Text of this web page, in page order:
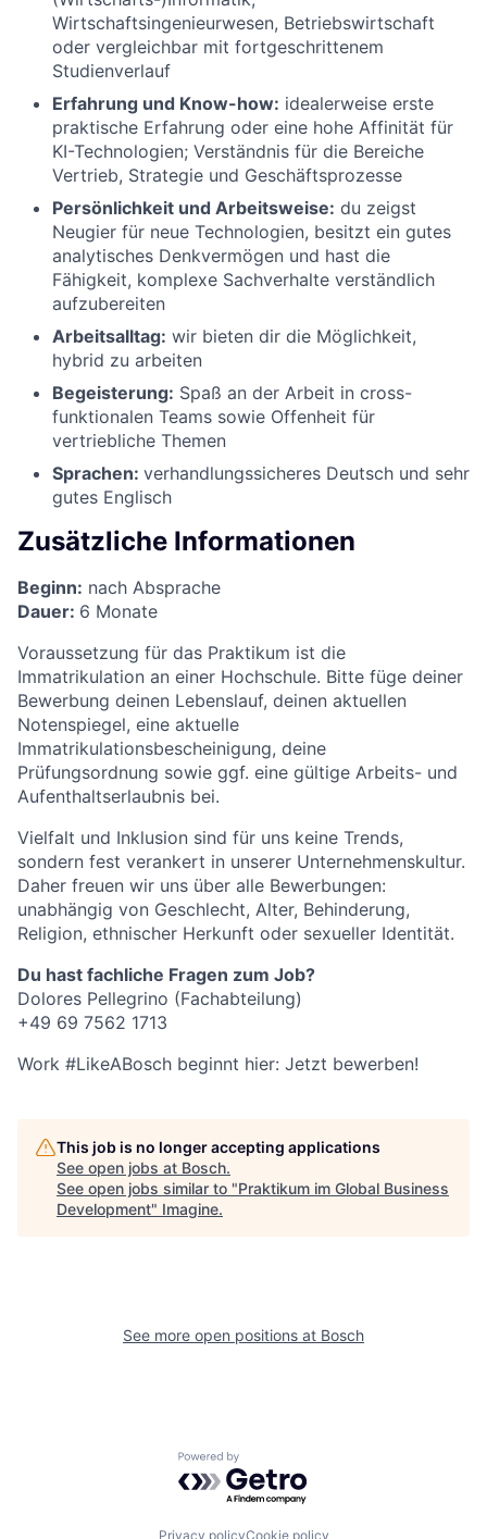
Wirtschaftsingenieurwesen, Betriebswirtschaft
oder vergleichbar mit fortgeschrittenem
Studienverlauf
Erfahrung und Know-how: idealerweise erste
praktische Erfahrung oder eine hohe Affinität für
KI-Technologien; Verständnis für die Bereiche
Vertrieb, Strategie und Geschäftsprozesse
Persönlichkeit und Arbeitsweise: du zeigst
Neugier für neue Technologien, besitzt ein gutes
analytisches Denkvermögen und hast die
Fähigkeit, komplexe Sachverhalte verständlich
aufzubereiten
Arbeitsalltag: wir bieten dir die Möglichkeit,
hybrid zu arbeiten
Begeisterung: Spaß an der Arbeit in cross-
funktionalen Teams sowie Offenheit für
vertriebliche Themen
Sprachen: verhandlungssicheres Deutsch und sehr
gutes Englisch
Zusätzliche Informationen
Beginn: nach Absprache
Dauer: 6 Monate
Voraussetzung für das Praktikum ist die
Immatrikulation an einer Hochschule. Bitte füge deiner
Bewerbung deinen Lebenslauf, deinen aktuellen
Notenspiegel, eine aktuelle
Immatrikulationsbescheinigung, deine
Prüfungsordnung sowie ggf. eine gültige Arbeits- und
Aufenthaltserlaubnis bei.
Vielfalt und Inklusion sind für uns keine Trends,
sondern fest verankert in unserer Unternehmenskultur.
Daher freuen wir uns über alle Bewerbungen:
unabhängig von Geschlecht, Alter, Behinderung,
Religion, ethnischer Herkunft oder sexueller Identität.
Du hast fachliche Fragen zum Job?
Dolores Pellegrino (Fachabteilung)
+49 69 7562 1713
Work #LikeABosch beginnt hier: Jetzt bewerben!
This job is no longer accepting applications
See open jobs at Bosch.
See open jobs similar to "Praktikum im Global Business
Development" Imagine.
See more open positions at Bosch
Powered by Getro.com
Privacy policyCookie policy